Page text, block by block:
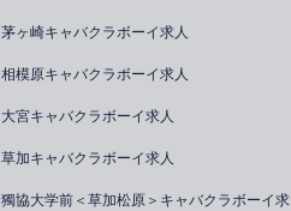
茅ヶ崎キャバクラボーイ求人
相模原キャバクラボーイ求人
大宮キャバクラボーイ求人
草加キャバクラボーイ求人
獨協大学前＜草加松原＞キャバクラボーイ求